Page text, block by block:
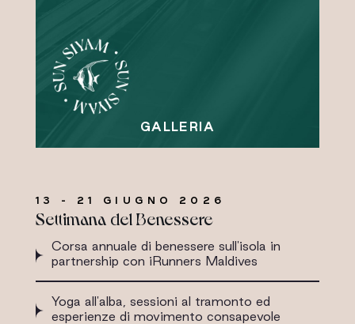
13 - 21 GIUGNO 2026
Settimana del Benessere
Corsa annuale di benessere sull'isola in
partnership con iRunners Maldives
Yoga all'alba, sessioni al tramonto ed
esperienze di movimento consapevole